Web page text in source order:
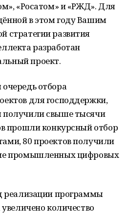
«Росатом» и «РЖД». Для
в этом году Вашим
стратегии развития
разработан
проект.
отбора
для господдержки,
получили свыше тысячи
прошли конкурсный отбор
80 проектов получили
промышленных цифровых
реализации программы
количество